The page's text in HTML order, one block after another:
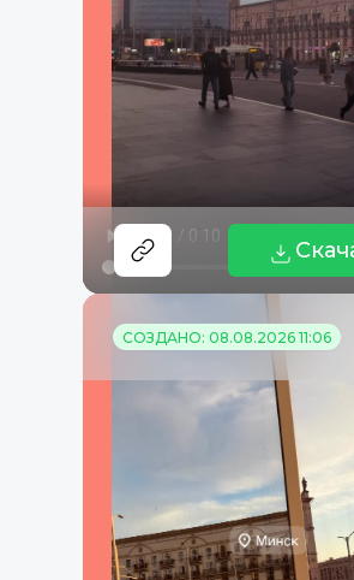
СОЗДАНО: 08.08.2026 11:06